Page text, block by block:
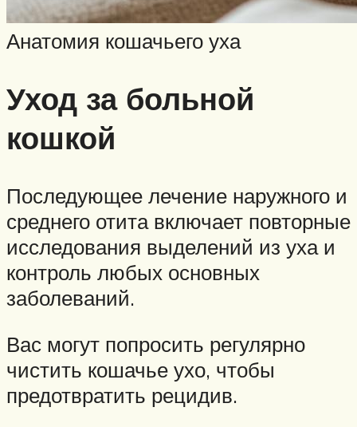
Анатомия кошачьего уха
Уход за больной
кошкой
Последующее лечение наружного и
среднего отита включает повторные
исследования выделений из уха и
контроль любых основных
заболеваний.
Вас могут попросить регулярно
чистить кошачье ухо, чтобы
предотвратить рецидив.